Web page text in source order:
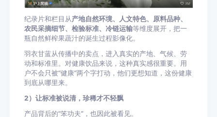
纪录片和栏目从产地自然环境、人文特色、原料品种、
农民采摘细节、检验标准、冷链运输等维度展开，把一
瓶自然鲜榨果蔬汁的诞生过程影像化。
羽衣甘蓝从传播中的卖点，进入真实的产地、气候、劳
动和标准里。对健康饮品来说，这种真实感很重要。用
户不会只被“健康”两个字打动，他们更想知道，这份健康
到底从哪里来。
2）让标准被说清，珍稀才不轻飘
产品背后的“笨功夫”，也因此被看见。